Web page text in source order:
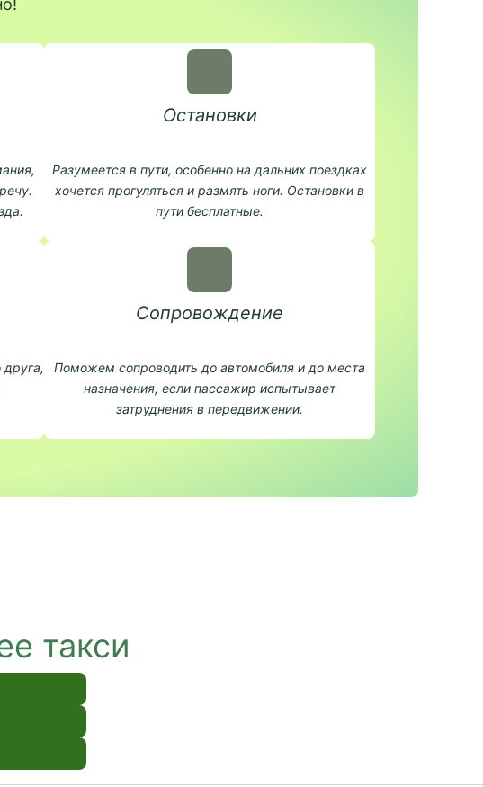
Остановки
Разумеется в пути, особенно на дальних поездках
хочется прогуляться и размять ноги. Остановки в
пути бесплатные.
друга,
Сопровождение
Поможем сопроводить до автомобиля и до места
назначения, если пассажир испытывает
затруднения в передвижении.
такси